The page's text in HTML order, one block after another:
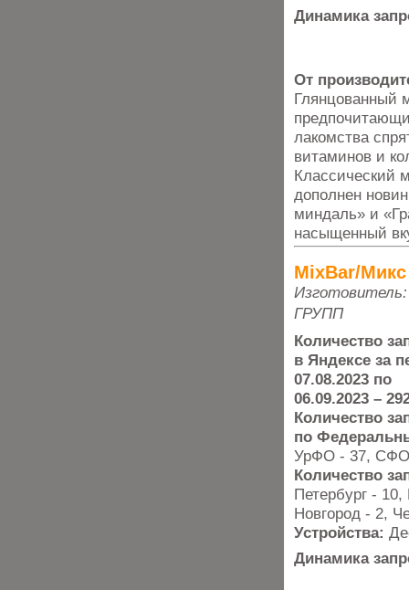
Динамика
От
Глянцованный
лакомства
витаминов и
Классический
дополнен
миндаль» и
насыщенный
MixBar/
ГРУПП
Количество
в Яндексе за
07.08.2023 по
06.09.2023 –
Количество
по
УрФО - 37,
Количество
Петербург -
Новгород - 2,
Устройства:
Динамика